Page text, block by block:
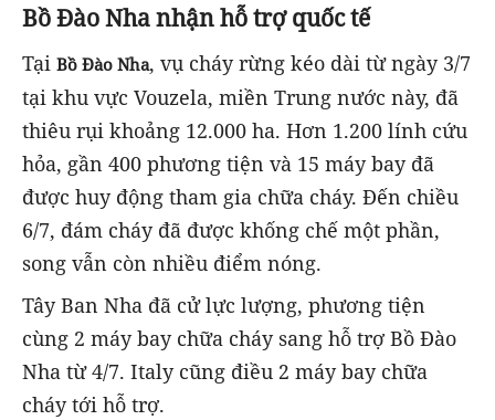
Bồ Đào Nha nhận hỗ trợ quốc tế
Tại Bồ Đào Nha, vụ cháy rừng kéo dài từ ngày 3/7
tại khu vực Vouzela, miền Trung nước này, đã
thiêu rụi khoảng 12.000 ha. Hơn 1.200 lính cứu
hỏa, gần 400 phương tiện và 15 máy bay đã
được huy động tham gia chữa cháy. Đến chiều
6/7, đám cháy đã được khống chế một phần,
song vẫn còn nhiều điểm nóng.
Tây Ban Nha đã cử lực lượng, phương tiện
cùng 2 máy bay chữa cháy sang hỗ trợ Bồ Đào
Nha từ 4/7. Italy cũng điều 2 máy bay chữa
cháy tới hỗ trợ.